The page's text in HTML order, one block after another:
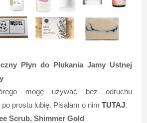
Płyn do Płukania Jamy Ustnej
mogę używać bez odruchu
prostu lubię. Pisałam o nim TUTAJ.
Scrub, Shimmer Gold